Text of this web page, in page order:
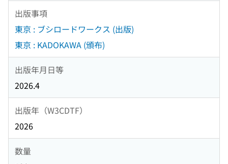
出版事項
東京 : ブシロードワークス (出版)
東京 : KADOKAWA (頒布)
出版年月日等
2026.4
出版年（W3CDTF）
2026
数量